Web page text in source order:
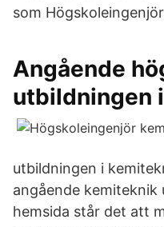
som
Angående
utbildningen
utbildningen i
angående kemiteknik
hemsida står det att